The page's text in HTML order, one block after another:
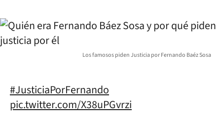
Los famosos piden Justicia por Fernando Baéz Sosa
#JusticiaPorFernando
pic.twitter.com/X38uPGvrzi